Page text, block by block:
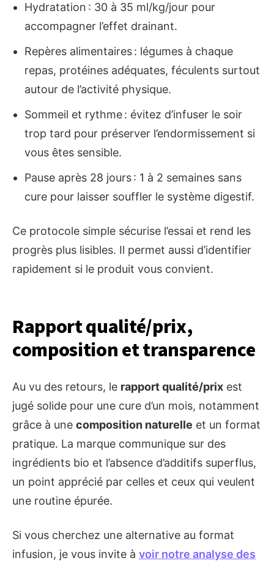
Hydratation : 30 à 35 ml/kg/jour pour
accompagner l’effet drainant.
Repères alimentaires : légumes à chaque
repas, protéines adéquates, féculents surtout
autour de l’activité physique.
Sommeil et rythme : évitez d’infuser le soir
trop tard pour préserver l’endormissement si
vous êtes sensible.
Pause après 28 jours : 1 à 2 semaines sans
cure pour laisser souffler le système digestif.
Ce protocole simple sécurise l’essai et rend les
progrès plus lisibles. Il permet aussi d’identifier
rapidement si le produit vous convient.
Rapport qualité/prix,
composition et transparence
Au vu des retours, le rapport qualité/prix est
jugé solide pour une cure d’un mois, notamment
grâce à une composition naturelle et un format
pratique. La marque communique sur des
ingrédients bio et l’absence d’additifs superflus,
un point apprécié par celles et ceux qui veulent
une routine épurée.
Si vous cherchez une alternative au format
infusion, je vous invite à voir notre analyse des